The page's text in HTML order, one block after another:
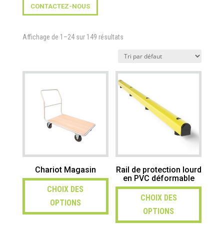
CONTACTEZ-NOUS
Affichage de 1–24 sur 149 résultats
Chariot Magasin
CHOIX DES
OPTIONS
Rail de protection lourd
en PVC déformable
CHOIX DES
OPTIONS